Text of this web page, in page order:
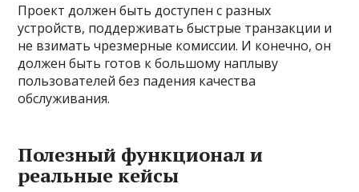
Проект должен быть доступен с разных
устройств, поддерживать быстрые транзакции и
не взимать чрезмерные комиссии. И конечно, он
должен быть готов к большому наплыву
пользователей без падения качества
обслуживания.
Полезный функционал и
реальные кейсы